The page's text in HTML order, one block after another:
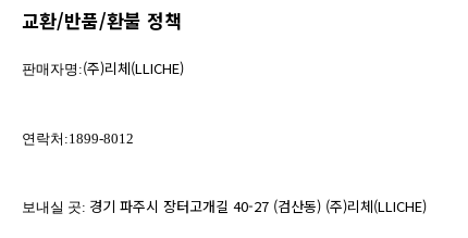
교환/반품/환불 정책
판매자명:(주)리체(LLICHE)
연락처:1899-8012
보내실 곳: 경기 파주시 장터고개길 40-27 (검산동) (주)리체(LLICHE)